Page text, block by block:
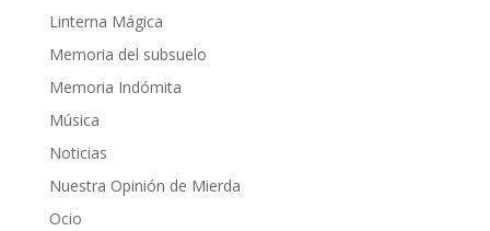
Linterna Mágica
Memoria del subsuelo
Memoria Indómita
Música
Noticias
Nuestra Opinión de Mierda
Ocio